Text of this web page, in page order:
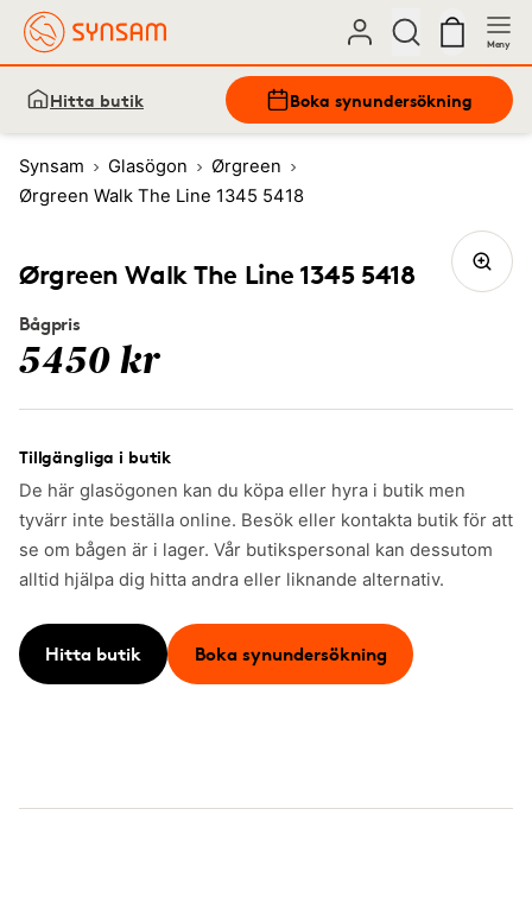
Meny
Hitta butik Boka synundersökning
Synsam Glasögon
Ørgreen
Ørgreen Walk The Line 1345 5418
Ørgreen Walk The Line 1345 5418
Bågpris
5450 kr
Tillgängliga i butik
De här glasögonen kan du köpa eller hyra i butik men
tyvärr inte beställa online. Besök eller kontakta butik för att
se om bågen är i lager. Vår butikspersonal kan dessutom
alltid hjälpa dig hitta andra eller liknande alternativ.
Hitta butik Boka synundersökning